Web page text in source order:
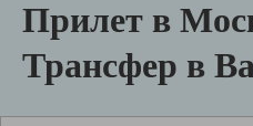
Прилет в
Трансфер в